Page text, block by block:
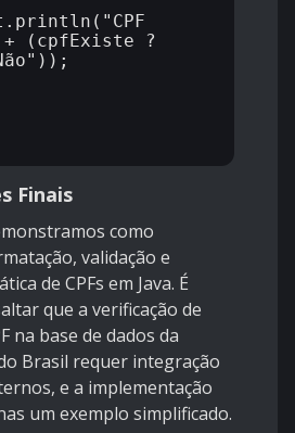
(cpfExiste ?
Finais
como
validação e
de CPFs em Java. É
que a verificação de
na base de dados da
Brasil requer integração
e a implementação
um exemplo simplificado.